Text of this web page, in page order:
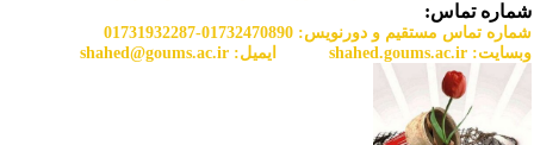
مستقیم و دورنویس:
ایمیل: shahed@goums.ac.i